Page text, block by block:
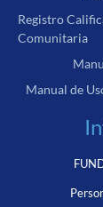
Registro
Comunitaria
Manual de